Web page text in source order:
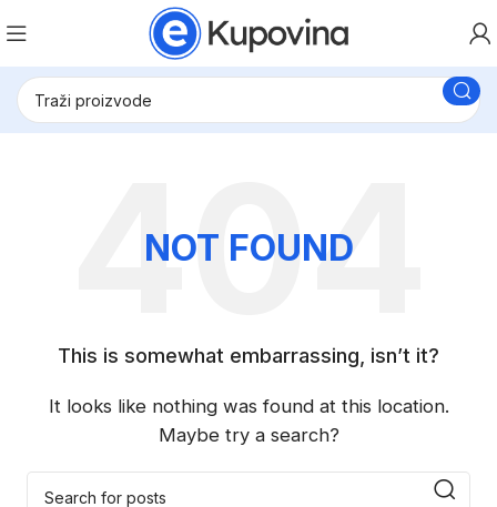
NOT FOUND
This is somewhat embarrassing, isn’t it?
It looks like nothing was found at this location.
Maybe try a search?